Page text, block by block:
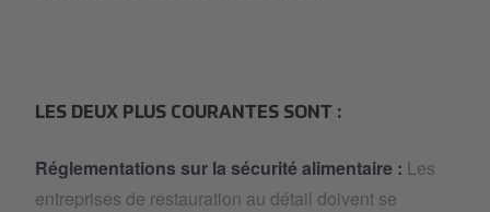
LES DEUX PLUS COURANTES SONT :
Réglementations sur la sécurité alimentaire : Les
entreprises de restauration au détail doivent se